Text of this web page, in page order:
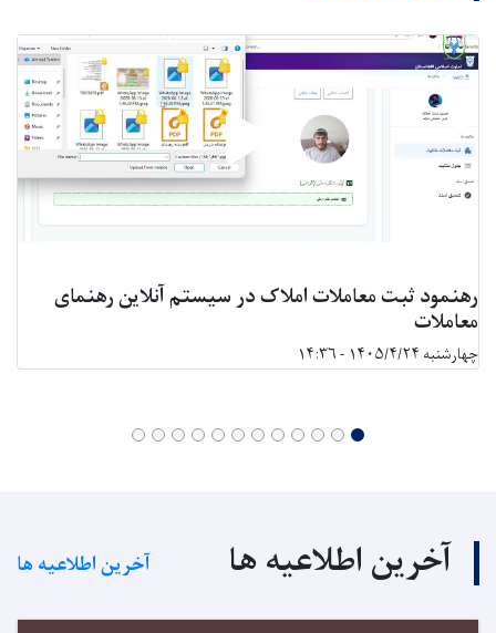
رهنمود ثبت معاملات املاک در سیستم آنلاین رهنمای
معاملات
چهارشنبه ۱۴۰۵/۴/۲۴ - ۱۴:۳۶
آخرین اطلاعیه ها آخرین اطلاعیه ها